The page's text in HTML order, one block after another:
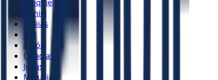
Ezequiel
Daniel
Oséias
Joel
Amós
Obadias
Jonas
Miquéias